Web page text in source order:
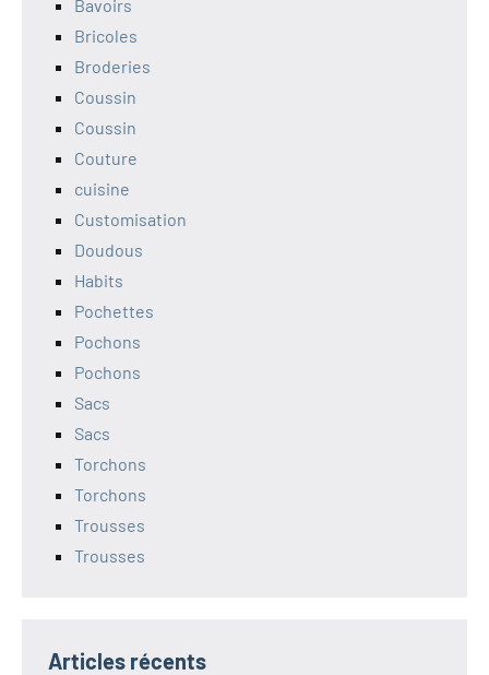
Bavoirs
Bricoles
Broderies
Coussin
Coussin
Couture
cuisine
Customisation
Doudous
Habits
Pochettes
Pochons
Pochons
Sacs
Sacs
Torchons
Torchons
Trousses
Trousses
Articles récents